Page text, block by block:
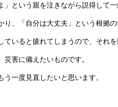
という親を泣きながら説得して
り、「自分は大丈夫」という根拠
いると疲れてしまうので、それ
害に備えたいものです。
一度見直したいと思います。